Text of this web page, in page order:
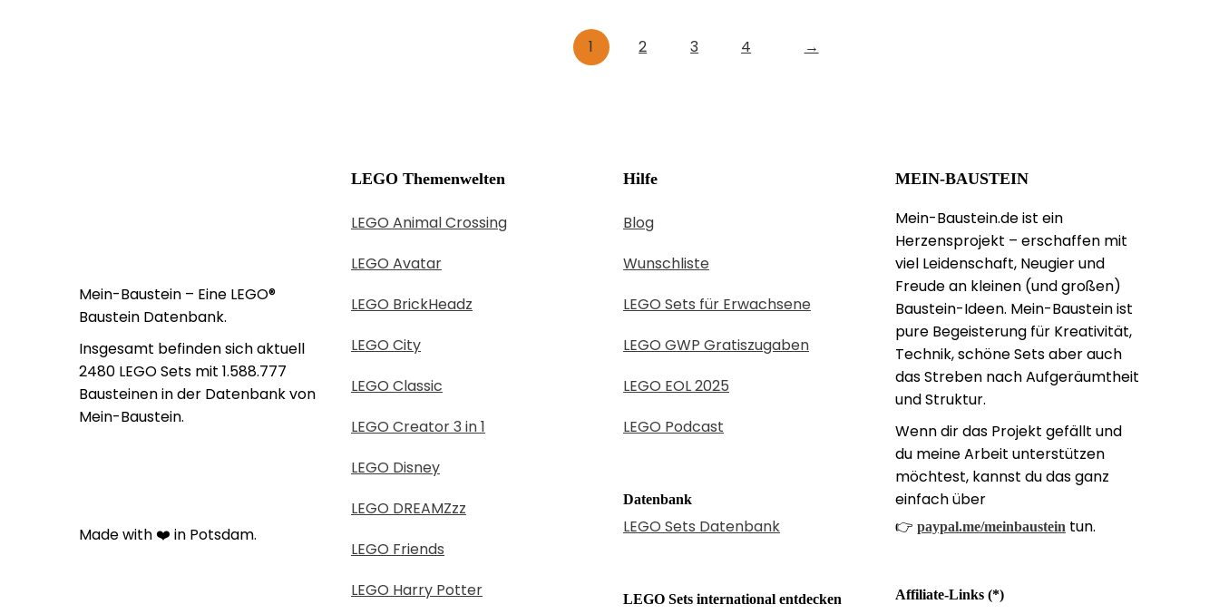
1 2 3 4 →
Mein-Baustein – Eine LEGO®
Baustein Datenbank.
Insgesamt befinden sich aktuell
2480 LEGO Sets mit 1.588.777
Bausteinen in der Datenbank von
Mein-Baustein.
Made with ❤️ in Potsdam.
LEGO Themenwelten
LEGO Animal Crossing
LEGO Avatar
LEGO BrickHeadz
LEGO City
LEGO Classic
LEGO Creator 3 in 1
LEGO Disney
LEGO DREAMZzz
LEGO Friends
LEGO Harry Potter
Hilfe
Blog
Wunschliste
LEGO Sets für Erwachsene
LEGO GWP Gratiszugaben
LEGO EOL 2025
LEGO Podcast
Datenbank
LEGO Sets Datenbank
LEGO Sets international entdecken
MEIN-BAUSTEIN
Mein-Baustein.de ist ein
Herzensprojekt – erschaffen mit
viel Leidenschaft, Neugier und
Freude an kleinen (und großen)
Baustein-Ideen. Mein-Baustein ist
pure Begeisterung für Kreativität,
Technik, schöne Sets aber auch
das Streben nach Aufgeräumtheit
und Struktur.
Wenn dir das Projekt gefällt und
du meine Arbeit unterstützen
möchtest, kannst du das ganz
einfach über
👉 paypal.me/meinbaustein tun.
Affiliate-Links (*)